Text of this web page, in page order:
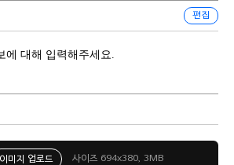
편집
에 대해 입력해주세요.
이미지 업로드 사이즈 694x380, 3MB